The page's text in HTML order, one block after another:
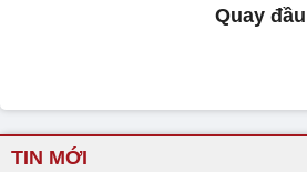
Quay
TIN MỚI